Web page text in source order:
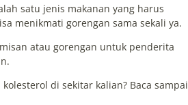
satu jenis makanan yang harus
menikmati gorengan sama sekali ya.
atau gorengan untuk penderita
di sekitar kalian? Baca sampai